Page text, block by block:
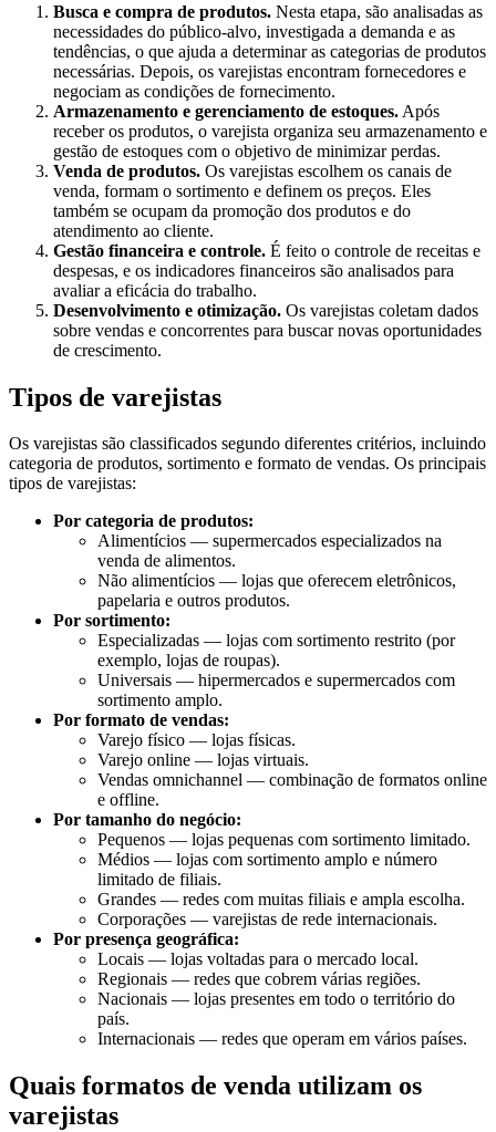
Busca e compra de produtos. Nesta etapa, são analisadas as
necessidades do público-alvo, investigada a demanda e as
tendências, o que ajuda a determinar as categorias de produtos
necessárias. Depois, os varejistas encontram fornecedores e
negociam as condições de fornecimento.
Armazenamento e gerenciamento de estoques. Após
receber os produtos, o varejista organiza seu armazenamento e
gestão de estoques com o objetivo de minimizar perdas.
Venda de produtos. Os varejistas escolhem os canais de
venda, formam o sortimento e definem os preços. Eles
também se ocupam da promoção dos produtos e do
atendimento ao cliente.
Gestão financeira e controle. É feito o controle de receitas e
despesas, e os indicadores financeiros são analisados para
avaliar a eficácia do trabalho.
Desenvolvimento e otimização. Os varejistas coletam dados
sobre vendas e concorrentes para buscar novas oportunidades
de crescimento.
Tipos de varejistas
Os varejistas são classificados segundo diferentes critérios, incluindo
categoria de produtos, sortimento e formato de vendas. Os principais
tipos de varejistas:
Por categoria de produtos:
Alimentícios — supermercados especializados na
venda de alimentos.
Não alimentícios — lojas que oferecem eletrônicos,
papelaria e outros produtos.
Por sortimento:
Especializadas — lojas com sortimento restrito (por
exemplo, lojas de roupas).
Universais — hipermercados e supermercados com
sortimento amplo.
Por formato de vendas:
Varejo físico — lojas físicas.
Varejo online — lojas virtuais.
Vendas omnichannel — combinação de formatos online
e offline.
Por tamanho do negócio:
Pequenos — lojas pequenas com sortimento limitado.
Médios — lojas com sortimento amplo e número
limitado de filiais.
Grandes — redes com muitas filiais e ampla escolha.
Corporações — varejistas de rede internacionais.
Por presença geográfica:
Locais — lojas voltadas para o mercado local.
Regionais — redes que cobrem várias regiões.
Nacionais — lojas presentes em todo o território do
país.
Internacionais — redes que operam em vários países.
Quais formatos de venda utilizam os
varejistas